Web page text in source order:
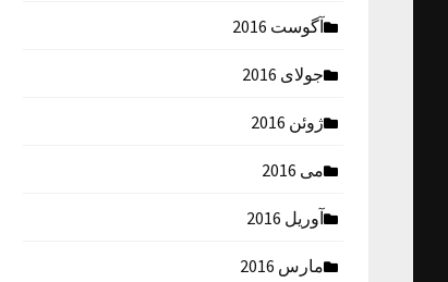
آگوست 2016
جولای 2016
ژوئن 2016
می 2016
آوریل 2016
مارس 2016